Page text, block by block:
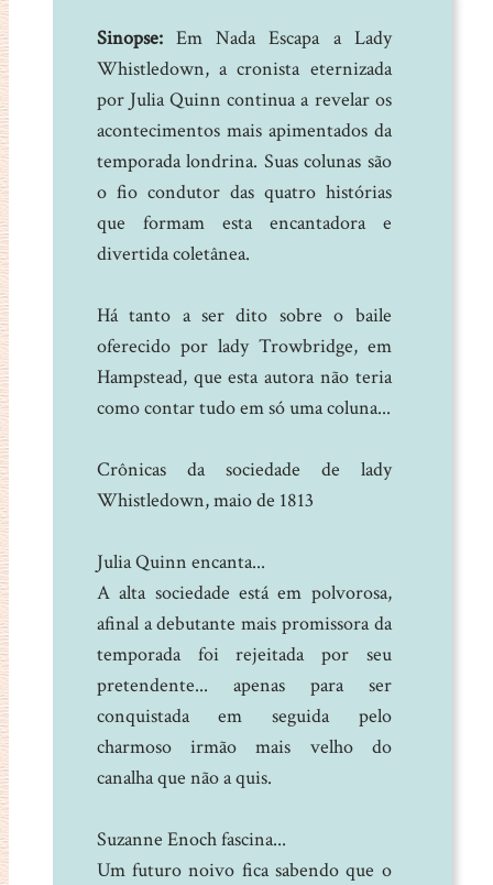
Sinopse:Em Nada Escapa a Lady
Whistledown, a cronista eternizada
por Julia Quinn continua a revelar os
acontecimentos mais apimentados da
temporada londrina. Suas colunas são
o fio condutor das quatro histórias
que formam esta encantadora e
divertida coletânea.
Há tanto a ser dito sobre o baile
oferecido por lady Trowbridge, em
Hampstead, que esta autora não teria
como contar tudo em só uma coluna...
Crônicas da sociedade de lady
Whistledown, maio de 1813
Julia Quinn encanta...
A alta sociedade está em polvorosa,
afinal a debutante mais promissora da
temporada foi rejeitada por seu
pretendente... apenas para ser
conquistada em seguida pelo
charmoso irmão mais velho do
canalha que não a quis.
Suzanne Enoch fascina...
Um futuro noivo fica sabendo que o